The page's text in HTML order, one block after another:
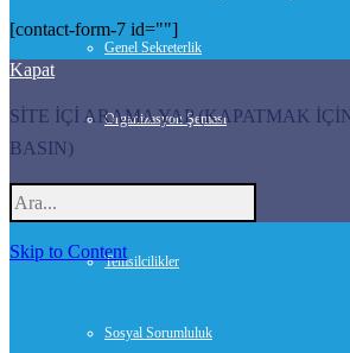
Genel Sekreterlik
Organizasyon Şeması
Danışmanlar
Temsilcilikler
Sosyal Sorumluluk
[contact-form-7 id=""]
Kapat
SİTE İÇİ ARAMA YAP (KAPATMAK
BASIN)
Skip to Content